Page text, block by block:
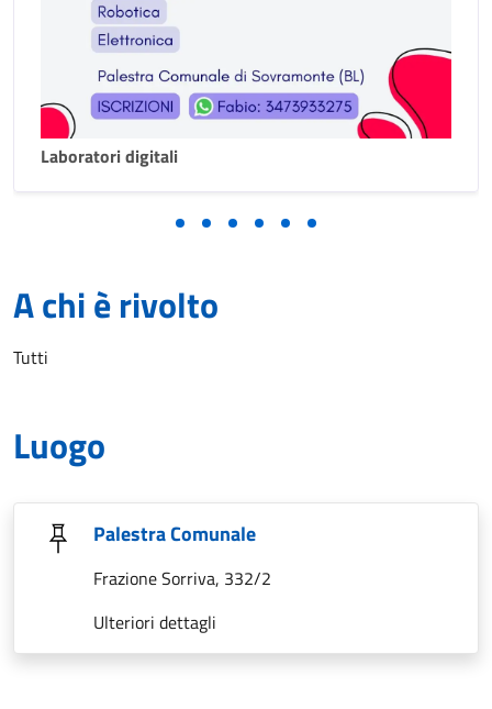
Laboratori digitali
A chi è rivolto
Tutti
Luogo
Palestra Comunale
Frazione Sorriva, 332/2
Ulteriori dettagli